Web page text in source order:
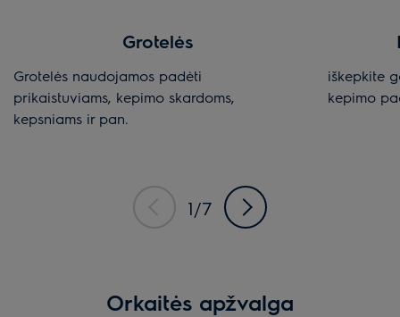
Grotelės
Grotelės naudojamos padėti
prikaistuviams, kepimo skardoms,
kepsniams ir pan.
iškepkite
kepimo
1/7
Orkaitės apžvalga